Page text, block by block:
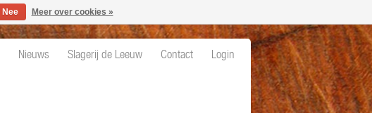
Nieuws Slagerij de Leeuw Contact Login
Nee Meer over cookies »